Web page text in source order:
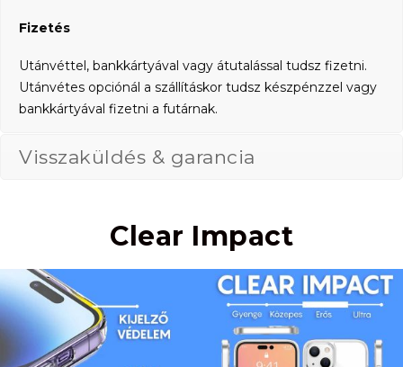
Fizetés
Utánvéttel, bankkártyával vagy átutalással tudsz fizetni.
Utánvétes opciónál a szállításkor tudsz készpénzzel vagy
bankkártyával fizetni a futárnak.
Visszaküldés & garancia
Clear Impact